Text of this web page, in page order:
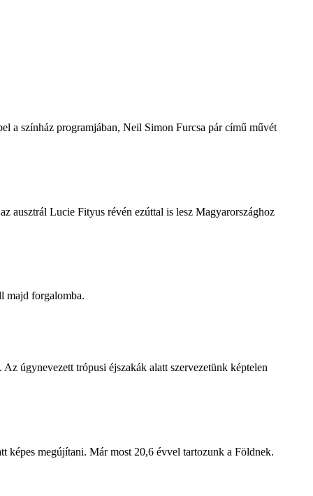
a színház programjában, Neil Simon Furcsa pár című művét
ausztrál Lucie Fityus révén ezúttal is lesz Magyarországhoz
majd forgalomba.
úgynevezett trópusi éjszakák alatt szervezetünk képtelen
képes megújítani. Már most 20,6 évvel tartozunk a Földnek.